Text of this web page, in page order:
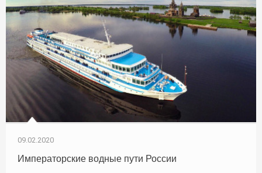
09.02.2020
Императорские водные пути России